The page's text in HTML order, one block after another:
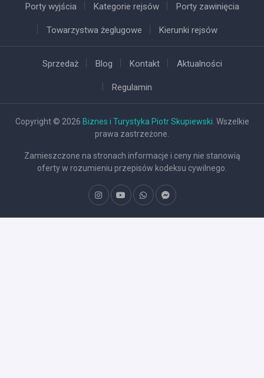
Porty wyjścia Kategorie rejsów Porty zawinięcia
Towarzystwa żeglugowe Kierunki rejsów
Sprzedaż Blog Kontakt Aktualności
Regulamin
Copyright © 2026 Biznes i Turystyka Piotr Skupiewski . Wszelkie
prawa zastrzeżone.
Zamieszczone na stronach informacje i ceny nie stanowią
oferty w rozumieniu przepisów kodeksu cywilnego.